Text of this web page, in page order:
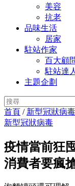
美容
抗老
品味生活
居家
駐站作家
百大顧
駐站達人
主題企劃
首頁 / 新型冠狀病毒
新型冠狀病毒
疫情當前狂
消費者要瘋